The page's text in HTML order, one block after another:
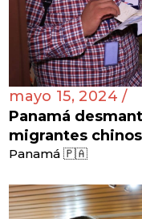
mayo 15, 2024 /
Panamá
migrantes chinos
Panamá 🇵🇦